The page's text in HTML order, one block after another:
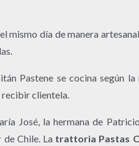
mismo día de manera
Pastene se cocina según
clientela.
José, la hermana de
Chile. La trattoria Pastas